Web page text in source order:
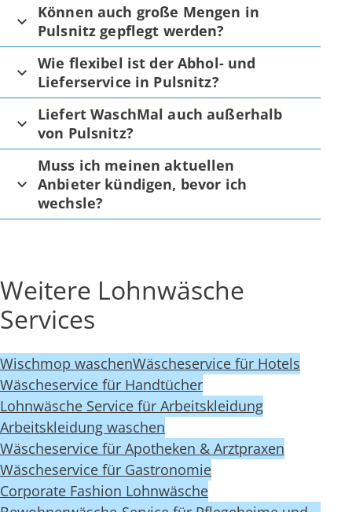
Können auch große Mengen in
Pulsnitz gepflegt werden?
Wie flexibel ist der Abhol- und
Lieferservice in Pulsnitz?
Liefert WaschMal auch außerhalb
von Pulsnitz?
Muss ich meinen aktuellen
Anbieter kündigen, bevor ich
wechsle?
Weitere Lohnwäsche
Services
Wischmop waschenWäscheservice für Hotels
Wäscheservice für Handtücher
Lohnwäsche Service für Arbeitskleidung
Arbeitskleidung waschen
Wäscheservice für Apotheken & Arztpraxen
Wäscheservice für Gastronomie
Corporate Fashion Lohnwäsche